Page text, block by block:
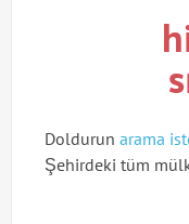
Doldurun arama
Şehirdeki tüm